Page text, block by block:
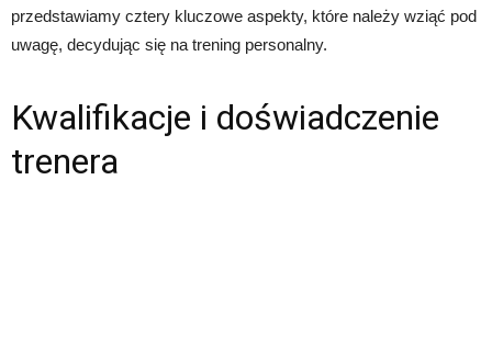
przedstawiamy cztery kluczowe aspekty, które należy wziąć pod
uwagę, decydując się na trening personalny.
Kwalifikacje i doświadczenie
trenera